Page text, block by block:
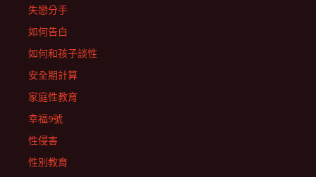
失戀分手
如何告白
如何和孩子談性
安全期計算
家庭性教育
幸福9號
性侵害
性別教育